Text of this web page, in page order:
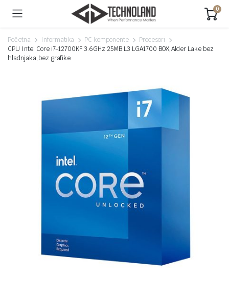
0
Početna Informatika PC komponente
Procesori
CPU Intel Core i7-12700KF 3.6GHz 25MB L3 LGA1700 BOX,Alder Lake bez
hladnjaka,bez grafike